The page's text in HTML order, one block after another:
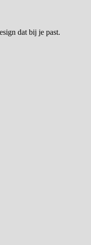
dat bij je past.